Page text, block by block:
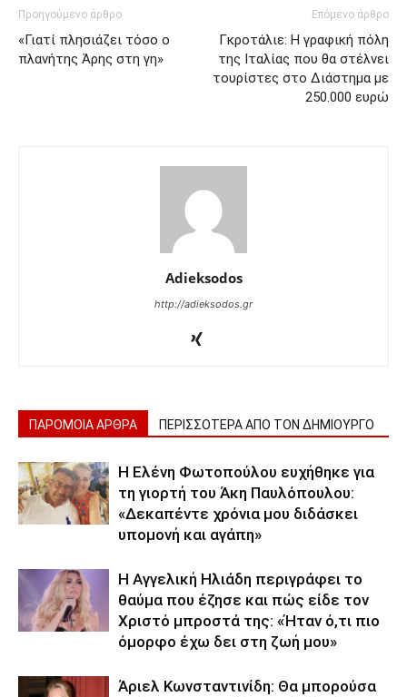
Προηγούμενο άρθρο
«Γιατί πλησιάζει τόσο ο
πλανήτης Άρης στη γη»
Επόμενο άρθρο
Γκροτάλιε: Η γραφική πόλη
της Ιταλίας που θα στέλνει
τουρίστες στο Διάστημα με
250.000 ευρώ
Adieksodos
http://adieksodos.gr
ΠΑΡΟΜΟΙΑ ΑΡΘΡΑ ΠΕΡΙΣΣΟΤΕΡΑ ΑΠΟ ΤΟΝ ΔΗΜΙΟΥΡΓΟ
Η Ελένη Φωτοπούλου ευχήθηκε για
τη γιορτή του Άκη Παυλόπουλου:
«Δεκαπέντε χρόνια μου διδάσκει
υπομονή και αγάπη»
Η Αγγελική Ηλιάδη περιγράφει το
θαύμα που έζησε και πώς είδε τον
Χριστό μπροστά της: «Ήταν ό,τι πιο
όμορφο έχω δει στη ζωή μου»
Άριελ Κωνσταντινίδη: Θα μπορούσα